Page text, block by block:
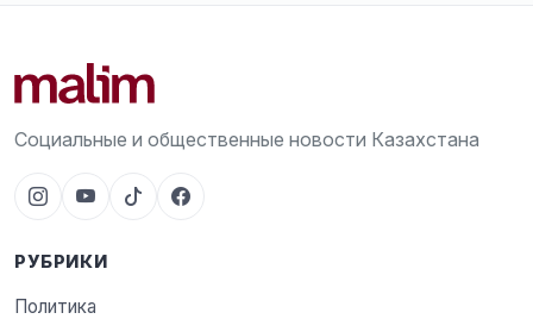
Социальные и общественные новости Казахстана
РУБРИКИ
Политика